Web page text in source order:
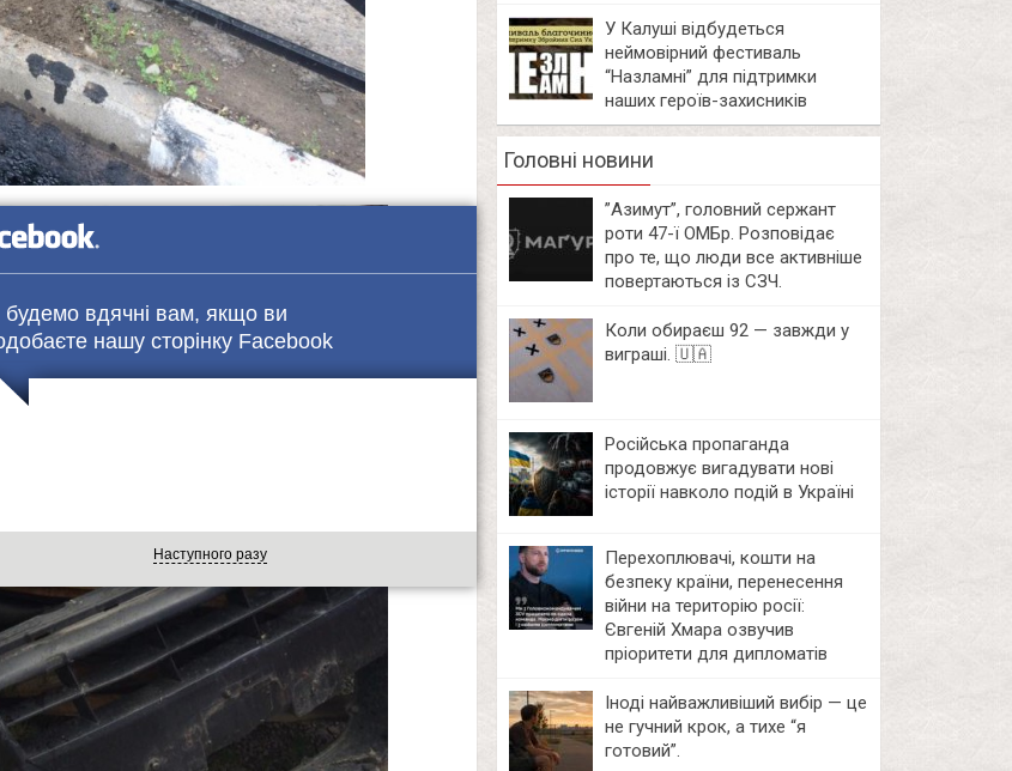
У Калуші відбудеться
неймовірний фестиваль
“Назламні” для підтримки
наших героїв-захисників
Головні новини
⁨”Азимут”, головний сержант
роти 47-ї ОМБр. Розповідає
про те, що люди все активніше
повертаються із СЗЧ.
Коли обираєш 92 — завжди у
виграші. 🇺🇦
Російська пропаганда
продовжує вигадувати нові
історії навколо подій в Україні
Перехоплювачі, кошти на
безпеку країни, перенесення
війни на територію росії:
Євгеній Хмара озвучив
пріоритети для дипломатів
Іноді найважливіший вибір — це
не гучний крок, а тихе “я
готовий”.
вдячні вам, якщо ви
нашу сторінку Facebook
Наступного разу